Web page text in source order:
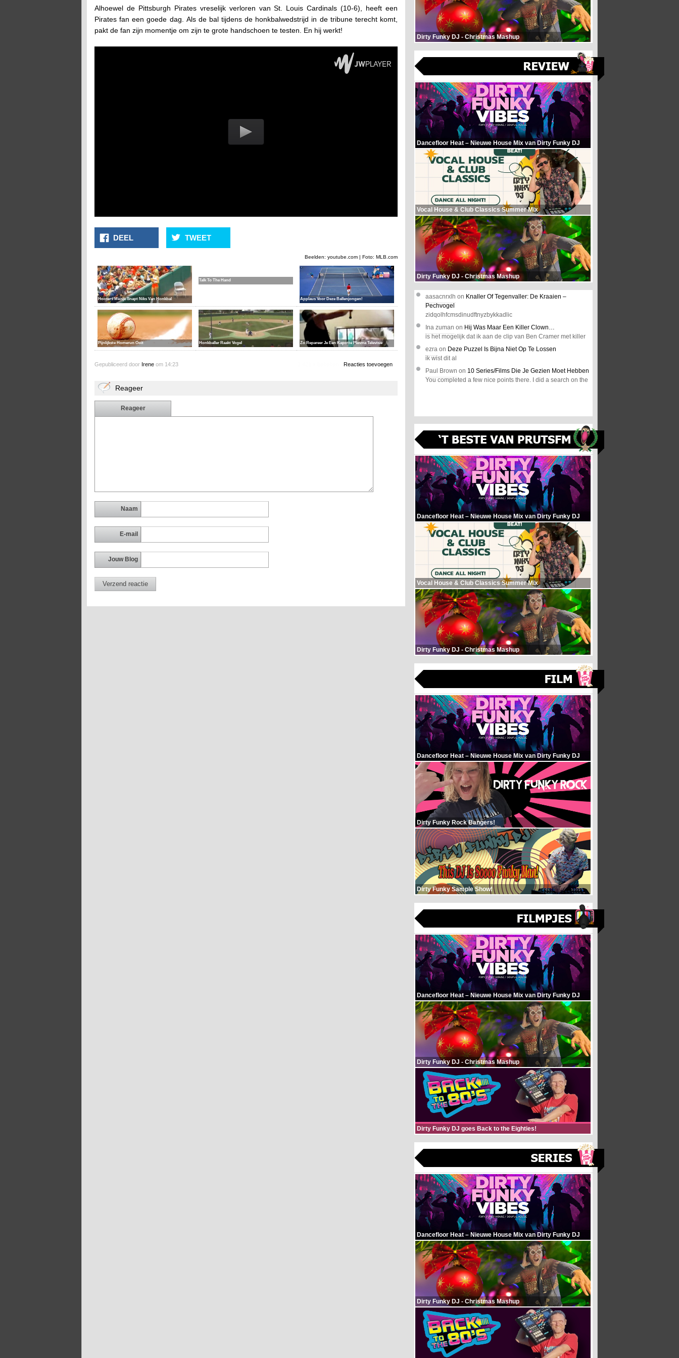
Alhoewel de Pittsburgh Pirates vreselijk verloren van St. Louis Cardinals (10-6), heeft een
Pirates fan een goede dag. Als de bal tijdens de honkbalwedstrijd in de tribune terecht komt,
pakt de fan zijn momentje om zijn te grote handschoen te testen. En hij werkt!
DEEL TWEET
Beelden: youtube.com | Foto: MLB.com
Hooters Meisje Snapt Niks Van Honkbal
Talk To The Hand
Applaus Voor Deze Ballenjongen!
Pijnlijkste Homerun Ooit Honkballer Raakt Vogel Zo Repareer Je Een Kapotte Plasma Televisie
Gepubliceerd door Irene om 14:23 Reacties toevoegen
Reageer
Reageer
Naam
E-mail
Jouw Blog
Dirty Funky DJ - Christmas Mashup
Dancefloor Heat – Nieuwe House Mix van Dirty Funky DJ
Vocal House & Club Classics Summer Mix
Dirty Funky DJ - Christmas Mashup
aasacnrxlh on Knaller Of Tegenvaller: De Kraaien –
Pechvogel
zidqolhfcmsdinudftnyzbykkadlic
Ina zuman on Hij Was Maar Een Killer Clown…
is het mogelijk dat ik aan de clip van Ben Cramer met killer
ezra on Deze Puzzel Is Bijna Niet Op Te Lossen
ik wist dit al
Paul Brown on 10 Series/Films Die Je Gezien Moet Hebben
You completed a few nice points there. I did a search on the
Dancefloor Heat – Nieuwe House Mix van Dirty Funky DJ
Vocal House & Club Classics Summer Mix
Dirty Funky DJ - Christmas Mashup
Dancefloor Heat – Nieuwe House Mix van Dirty Funky DJ
Dirty Funky Rock Bangers!
Dirty Funky Sample Show!
Dancefloor Heat – Nieuwe House Mix van Dirty Funky DJ
Dirty Funky DJ - Christmas Mashup
Dirty Funky DJ goes Back to the Eighties!
Dancefloor Heat – Nieuwe House Mix van Dirty Funky DJ
Dirty Funky DJ - Christmas Mashup